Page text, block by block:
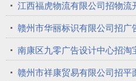
江西福虎物流有限公司招物流
赣州市华丽标识有限公司招广
南康区九零广告设计中心招淘
赣州市祥康贸易有限公司招平